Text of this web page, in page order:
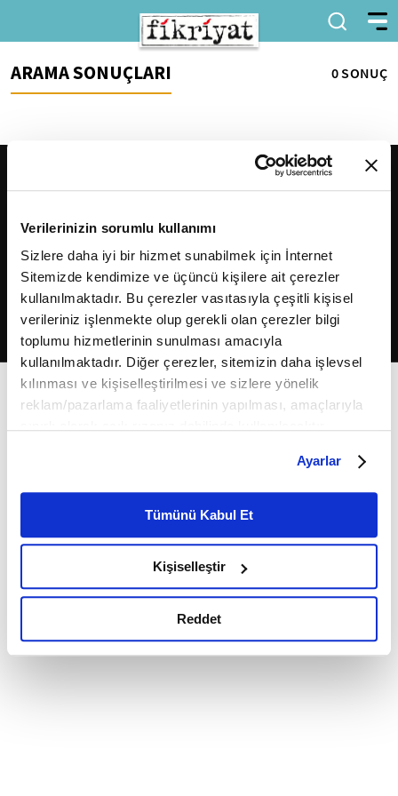
Verilerinizin sorumlu kullanımı
Sizlere daha iyi bir hizmet sunabilmek için İnternet
Sitemizde kendimize ve üçüncü kişilere ait çerezler
kullanılmaktadır. Bu çerezler vasıtasıyla çeşitli kişisel
verileriniz işlenmekte olup gerekli olan çerezler bilgi
toplumu hizmetlerinin sunulması amacıyla
kullanılmaktadır. Diğer çerezler, sitemizin daha işlevsel
kılınması ve kişiselleştirilmesi ve sizlere yönelik
reklam/pazarlama faaliyetlerinin yapılması, amaçlarıyla
belirleyebilirsiniz. Çerezlere ilişkin detaylı bilgi için
Ayarlar butonuna tıklayabilir,Çerez Bilgilendirme
Metnimizi ziyaret edebilirsiniz.
6698 sayılı Kişisel Verilerin Korunması Kanunu uyarınca
okumak ve sitemizi ziyaretiniz kapsamında
gerçekleştirilen veri işleme faaliyetleri ile ilgili daha
detaylı bilgi almak için lütfentıklayınız.
Ayarlar
Tümünü Kabul Et
Kişiselleştir
Reddet
ARAMA SONUÇLARI 0 SONUÇ
2026Fikriyat. Tüm hakları saklıdır.